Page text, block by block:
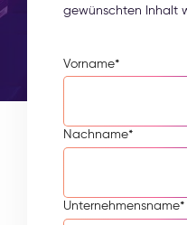
gewünschten Inhalt
Vorname*
Nachname*
Unternehmensname*